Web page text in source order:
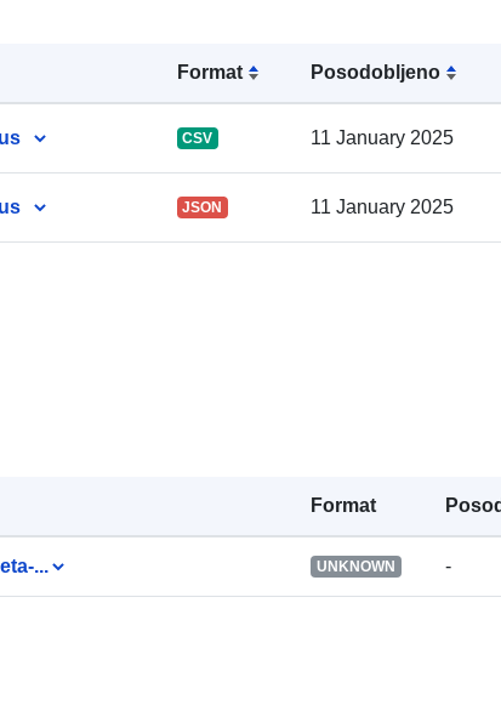
Format Posodobljeno
CSV 11 January 2025
JSON 11 January 2025
Format
... UNKNOWN -
pokritost:
Opombe k